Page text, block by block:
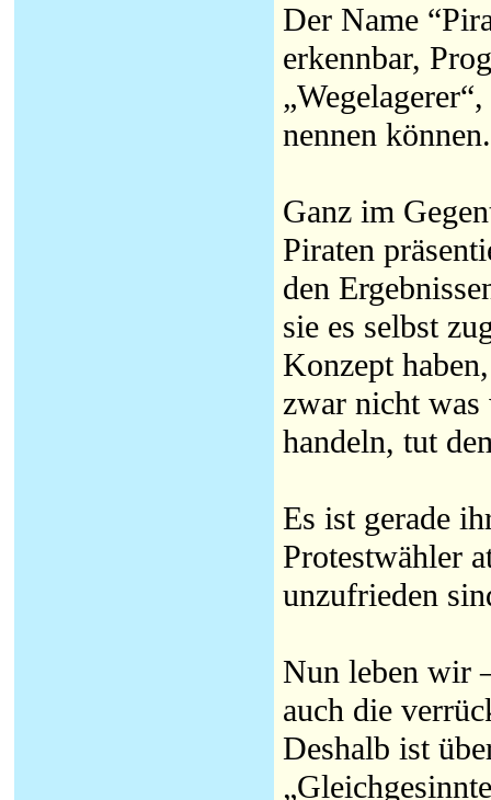
Der Name
erkennbar,
nennen
Ganz im
Piraten
den
sie es selbst
Konzept
zwar nicht
handeln, tut
Es ist gerade
Protestwähler
unzufrieden
Nun leben wir
auch die
Deshalb ist